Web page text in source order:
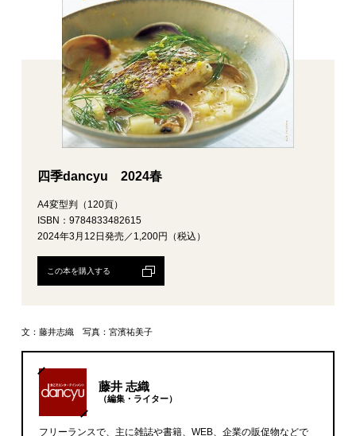
四季dancyu 2024春
A4変型判（120頁）
ISBN：9784833482615
2024年3月12日発売／1,200円（税込）
この本を購入する
文：藤井志織 写真：宮濱祐美子
藤井 志織
（編集・ライター）
フリーランスで、主に雑誌や書籍、WEB、企業の販促物などで